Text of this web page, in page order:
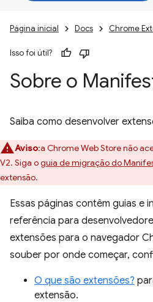
Página inicial Docs Chrome
Isso foi útil?
Sobre o
Saiba como desenvolver
Aviso:a Chrome Web Store não
V2. Siga oguia de migração do
extensão.
Essas páginas contêm guias e
referência para
extensões para o navegador
souber por onde começar,
O que são extensões?
extensão.